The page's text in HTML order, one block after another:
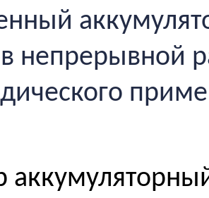
непрерывной